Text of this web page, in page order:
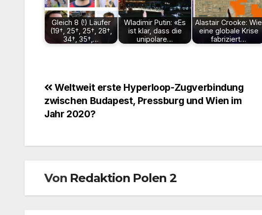
Gleich 8 (!) Läufer
(19†, 25†, 25†, 28†,
34†, 35†,…
Wladimir Putin: «Es
ist klar, dass die
unipolare…
Alastair Crooke: Wie
eine globale Krise
fabriziert…
Beitragsnavigation
Weltweit erste Hyperloop-Zugverbindung
zwischen Budapest, Pressburg und Wien im
Jahr 2020?
Von Redaktion Polen 2